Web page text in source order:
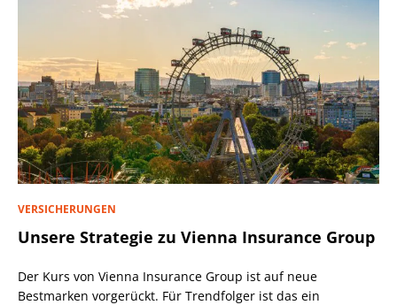
VERSICHERUNGEN
Unsere Strategie zu Vienna Insurance Group
Der Kurs von Vienna Insurance Group ist auf neue
Bestmarken vorgerückt. Für Trendfolger ist das ein